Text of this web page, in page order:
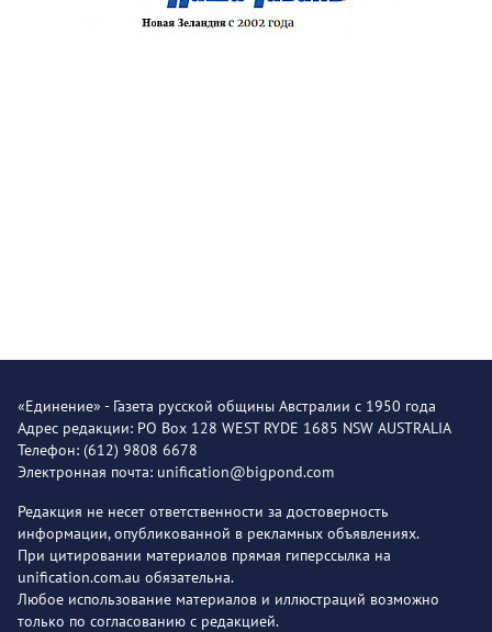
«Единение» - Газета русской общины Австралии с 1950 года
Адрес редакции: PO Box 128 WEST RYDE 1685 NSW AUSTRALIA
Телефон: (612) 9808 6678
Электронная почта: unification@bigpond.com
Редакция не несет ответственности за достоверность
информации, опубликованной в рекламных объявлениях.
При цитировании материалов прямая гиперссылка на
unification.com.au обязательна.
Любое использование материалов и иллюстраций возможно
только по согласованию с редакцией.